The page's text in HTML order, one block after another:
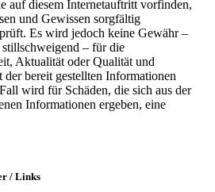
auf diesem Internetauftritt vorfinden,
und Gewissen sorgfältig
Es wird jedoch keine Gewähr –
– für die
Aktualität oder Qualität und
bereit gestellten Informationen
wird für Schäden, die sich aus der
Informationen ergeben, eine
/ Links